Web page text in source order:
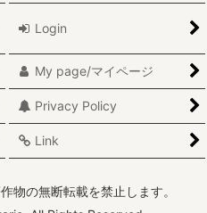
Login
My page/マイページ
Privacy Policy
Link
物の無断転載を禁止します。